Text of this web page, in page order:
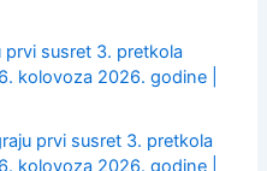
prvi susret 3. pretkola
kolovoza 2026. godine |
prvi susret 3. pretkola
kolovoza 2026. godine |